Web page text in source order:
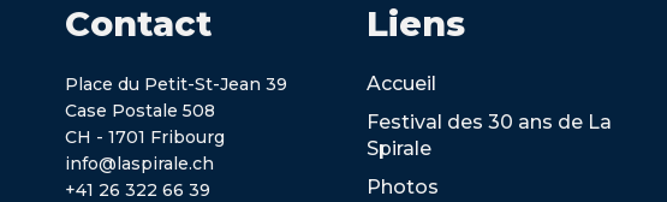
Contact
Place du Petit-St-Jean 39
Case Postale 508
CH - 1701 Fribourg
info@laspirale.ch
+41 26 322 66 39
Liens
Accueil
Festival des 30 ans de La
Spirale
Photos